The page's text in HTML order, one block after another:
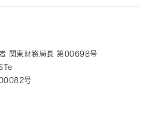
関東財務局長 第00698号
00082号